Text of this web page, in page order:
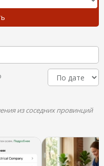
из соседних провинций